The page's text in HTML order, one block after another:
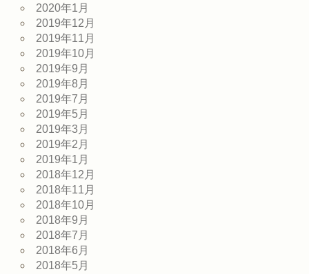
2020年1月
2019年12月
2019年11月
2019年10月
2019年9月
2019年8月
2019年7月
2019年5月
2019年3月
2019年2月
2019年1月
2018年12月
2018年11月
2018年10月
2018年9月
2018年7月
2018年6月
2018年5月